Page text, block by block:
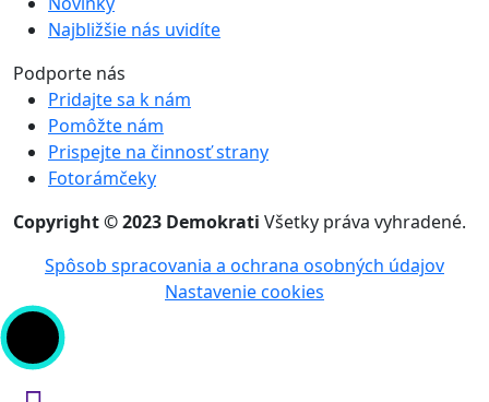
Najbližšie nás uvidíte
Podporte nás
Pridajte sa k nám
Pomôžte nám
Prispejte na činnosť strany
Fotorámčeky
Copyright © 2023 Demokrati Všetky práva vyhradené.
Spôsob spracovania a ochrana osobných údajov
Nastavenie cookies